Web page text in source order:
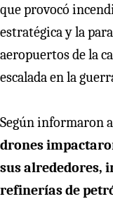
que provocó
estratégica y la
aeropuertos de la
escalada en la
Según informaron
drones
sus alrededores,
refinerías de